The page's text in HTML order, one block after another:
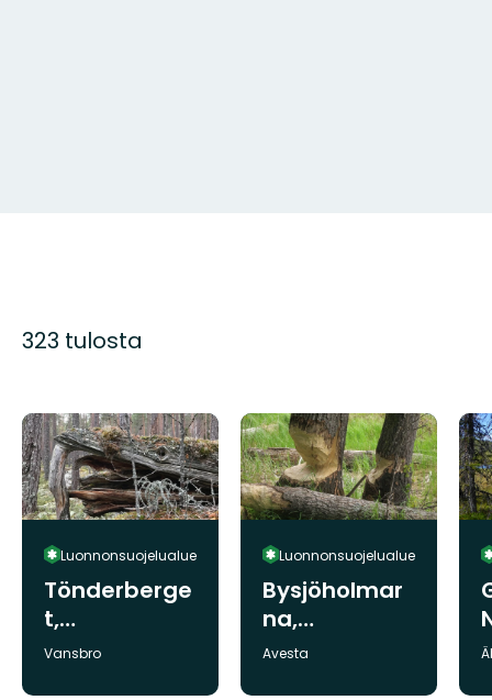
323 tulosta
Luonnonsuojelualue
Tönderberge
t,
Naturreserva
Kunta:
Vansbro
Luonnonsuojelualue
Bysjöholmar
na,
Naturreserva
Kunta:
Avesta
t